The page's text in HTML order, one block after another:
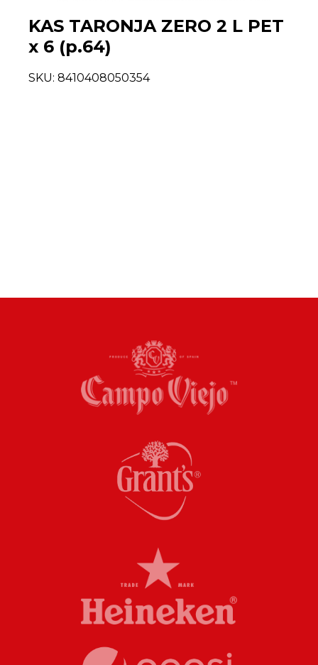
KAS TARONJA ZERO 2 L PET
x 6 (p.64)
SKU: 8410408050354